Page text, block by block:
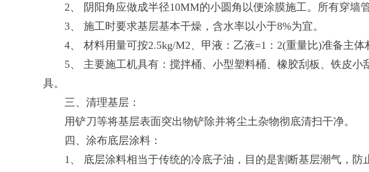
2、 阴阳角应做成半径10MM的小圆角以便涂膜施工。所有穿墙
3、 施工时要求基层基本干燥，含水率以小于8%为宜。
4、 材料用量可按2.5kg/M2、甲液：乙液=1：2(重量比)准备主体
5、 主要施工机具有：搅拌桶、小型塑料桶、橡胶刮板、铁皮小
具。
三、清理基层：
用铲刀等将基层表面突出物铲除并将尘土杂物彻底清扫干净。
四、涂布底层涂料：
1、 底层涂料相当于传统的冷底子油，目的是割断基层潮气，防